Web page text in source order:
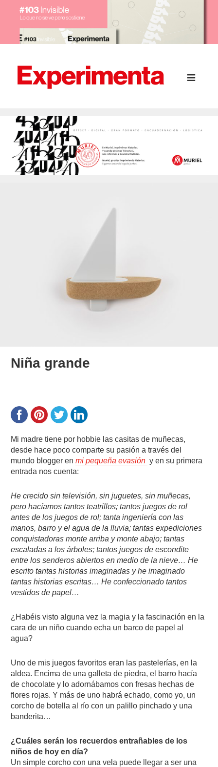
Niña grande
Mi madre tiene por hobbie las casitas de muñecas,
desde hace poco comparte su pasión a través del
mundo blogger enmi pequeña evasión y en su primera
entrada nos cuenta:
He crecido sin televisión, sin juguetes, sin muñecas,
pero hacíamos tantos teatrillos; tantos juegos de rol
antes de los juegos de rol; tanta ingeniería con las
manos, barro y el agua de la lluvia; tantas expediciones
conquistadoras monte arriba y monte abajo; tantas
escaladas a los árboles; tantos juegos de escondite
entre los senderos abiertos en medio de la nieve… He
escrito tantas historias imaginadas y he imaginado
tantas historias escritas… He confeccionado tantos
vestidos de papel…
¿Habéis visto alguna vez la magia y la fascinación en la
cara de un niño cuando echa un barco de papel al
agua?
Uno de mis juegos favoritos eran las pastelerías, en la
aldea. Encima de una galleta de piedra, el barro hacía
de chocolate y lo adornábamos con fresas hechas de
flores rojas. Y más de uno habrá echado, como yo, un
corcho de botella al río con un palillo pinchado y una
banderita…
¿Cuáles serán los recuerdos entrañables de los
niños de hoy en día?
Un simple corcho con una vela puede llegar a ser una